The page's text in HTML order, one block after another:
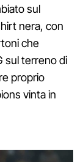
sul
nera, con
che
sul terreno di
proprio
vinta in